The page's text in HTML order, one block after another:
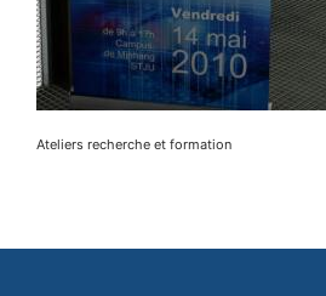
Ateliers recherche et formation